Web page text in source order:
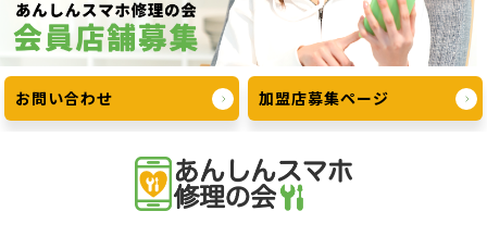
お問い合わせ 加盟店募集ページ